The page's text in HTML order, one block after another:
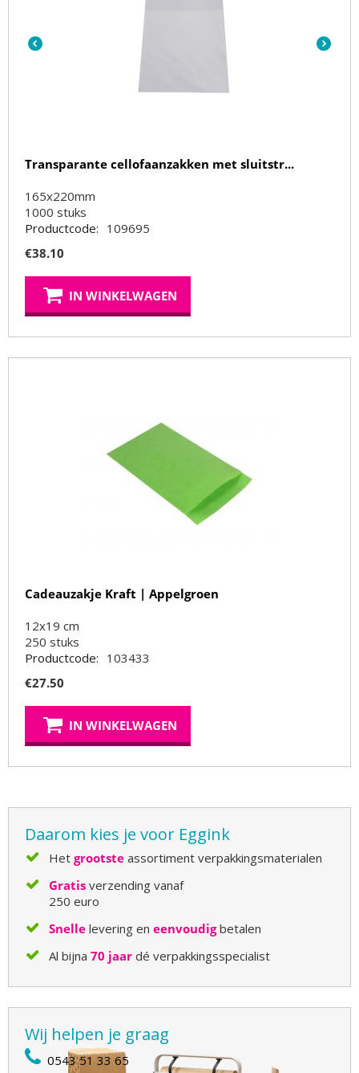
Transparante cellofaanzakken met sluitstr...
165x220mm
1000 stuks
Productcode: 109695
€38.10
IN WINKELWAGEN
Cadeauzakje Kraft | Appelgroen
12x19 cm
250 stuks
Productcode: 103433
€27.50
IN WINKELWAGEN
Daarom kies je voor Eggink
Het grootste assortiment verpakkingsmaterialen
Gratis verzending vanaf
250 euro
Snelle levering en eenvoudigbetalen
Al bijna 70 jaar dé verpakkingsspecialist
Wij helpen je graag
0543 51 33 65